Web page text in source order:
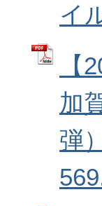
イ
【
加
弾